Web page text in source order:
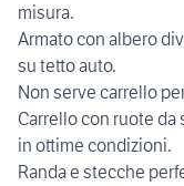
misura.
Armato con albero
su tetto auto.
Non serve carrello
Carrello con ruote da
in ottime condizioni.
Randa e stecche